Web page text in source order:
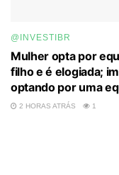
@INVESTIBR
Mulher opta por
filho e é elogiada;
optando por uma
2 HORAS ATRÁS 1